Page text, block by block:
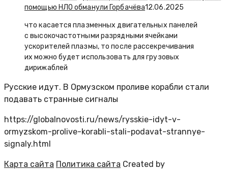
помощью НЛО обманули Горбачёва12.06.2025
что касается плазменных двигательных панелей
с высокочастотными разрядными ячейками
ускорителей плазмы, то после рассекречивания
их можно будет использовать для грузовых
дирижаблей
Русские идут. В Ормузском проливе корабли стали
подавать странные сигналы
https://globalnovosti.ru/news/rysskie-idyt-v-
ormyzskom-prolive-korabli-stali-podavat-strannye-
signaly.html
Карта сайта Политика сайта Created by